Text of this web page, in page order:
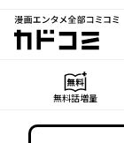
漫画エンタメ全
カ
無料話増量